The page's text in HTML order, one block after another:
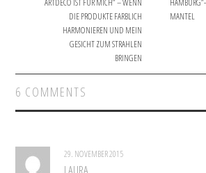
ARTDECO IST FÜR MICH” – WENN
DIE PRODUKTE FARBLICH
HARMONIEREN UND MEIN
GESICHT ZUM STRAHLEN
BRINGEN
MANTEL
6 COMMENTS
29. NOVEMBER 2015